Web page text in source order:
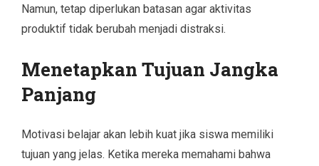
Namun, tetap diperlukan batasan agar aktivitas
produktif tidak berubah menjadi distraksi.
Menetapkan Tujuan Jangka
Panjang
Motivasi belajar akan lebih kuat jika siswa memiliki
tujuan yang jelas. Ketika mereka memahami bahwa